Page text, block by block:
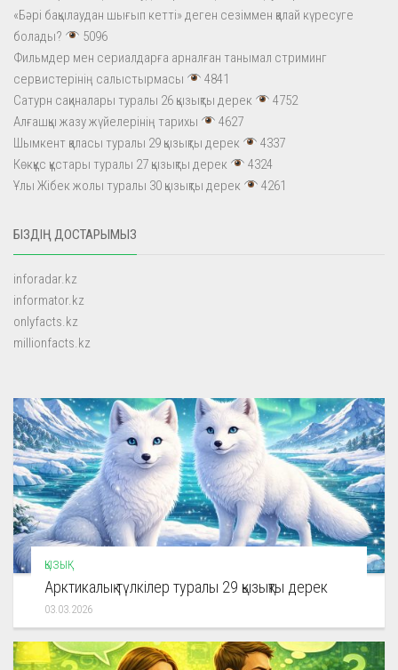
«Бәрі бақылаудан шығып кетті» деген сезіммен қалай күресуге
болады?
5096
Фильмдер мен сериалдарға арналған танымал стриминг
сервистерінің салыстырмасы
4841
Сатурн сақиналары туралы 26 қызықты дерек
4752
Алғашқы жазу жүйелерінің тарихы
4627
Шымкент қаласы туралы 29 қызықты дерек
4337
Көкқұс құстары туралы 27 қызықты дерек
4324
Ұлы Жібек жолы туралы 30 қызықты дерек
4261
БІЗДІҢ ДОСТАРЫМЫЗ
inforadar.kz
informator.kz
onlyfacts.kz
millionfacts.kz
ҚЫЗЫҚ
Арктикалық түлкілер туралы 29 қызықты дерек
03.03.2026